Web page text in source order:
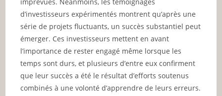
imprévues. Néanmoins, les témoignages
d’investisseurs expérimentés montrent qu’après une
série de projets fluctuants, un succès substantiel peut
émerger. Ces investisseurs mettent en avant
l’importance de rester engagé même lorsque les
temps sont durs, et plusieurs d’entre eux confirment
que leur succès a été le résultat d’efforts soutenus
combinés à une volonté d’apprendre de leurs erreurs.